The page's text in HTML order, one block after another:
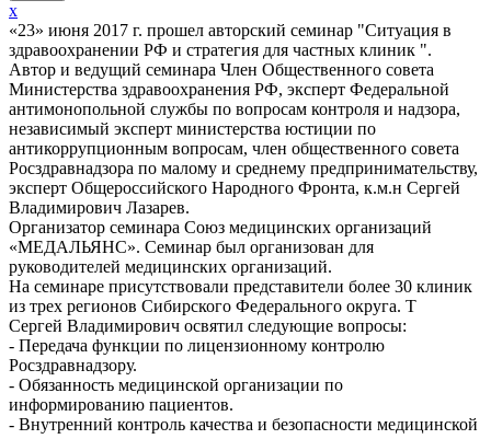
x
«23» июня 2017 г. прошел авторский семинар "Ситуация в
здравоохранении РФ и стратегия для частных клиник ".
Автор и ведущий семинара Член Общественного совета
Министерства здравоохранения РФ, эксперт Федеральной
антимонопольной службы по вопросам контроля и надзора,
независимый эксперт министерства юстиции по
антикоррупционным вопросам, член общественного совета
Росздравнадзора по малому и среднему предпринимательству,
эксперт Общероссийского Народного Фронта, к.м.н Сергей
Владимирович Лазарев.
Организатор семинара Союз медицинских организаций
«МЕДАЛЬЯНС». Семинар был организован для
руководителей медицинских организаций.
На семинаре присутствовали представители более 30 клиник
из трех регионов Сибирского Федерального округа. Т
Сергей Владимирович освятил следующие вопросы:
- Передача функции по лицензионному контролю
Росздравнадзору.
- Обязанность медицинской организации по
информированию пациентов.
- Внутренний контроль качества и безопасности медицинской